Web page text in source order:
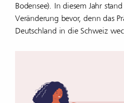
Bodensee). In diesem Jahr
Veränderung bevor, denn das
Deutschland in die Schweiz